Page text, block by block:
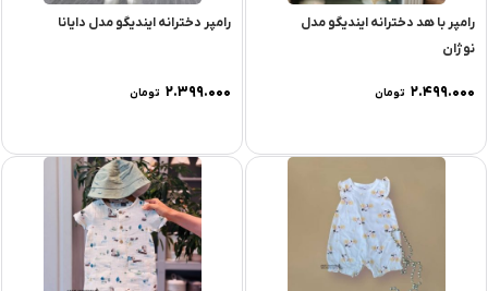
رامپر با هد دخترانه ایندیگو مدل
نوژان
۲.۴۹۹.۰۰۰ تومان
رامپر دخترانه ایندیگو مدل دایانا
۲.۳۹۹.۰۰۰ تومان